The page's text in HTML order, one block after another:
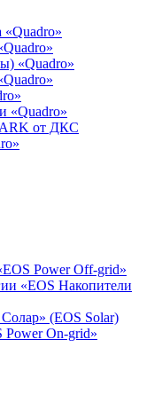
«Quadro»
«Quadro»
от ДКС
Power Off-grid»
«EOS Накопители
(EOS Solar)
Power On-grid»